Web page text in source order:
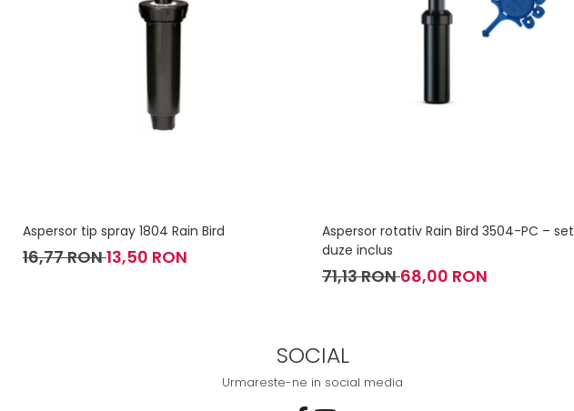
Aspersor tip spray 1804 Rain Bird
16,77 RON13,50 RON
Aspersor rotativ Rain Bird 3504-PC – set
duze inclus
71,13 RON68,00 RON
SOCIAL
Urmareste-ne in social media